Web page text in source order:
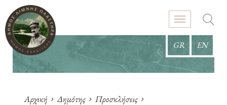
GR EN
Αρχική Δημότης
Προσκλήσεις